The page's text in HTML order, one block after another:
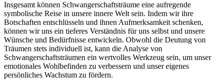
Insgesamt können Schwangerschaftsträume eine aufregende
symbolische Reise in unsere innere Welt sein. Indem wir ihre
Botschaften entschlüsseln und ihnen Aufmerksamkeit schenken,
können wir uns ein tieferes Verständnis für uns selbst und unsere
Wünsche und Bedürfnisse entwickeln. Obwohl die Deutung von
Träumen stets individuell ist, kann die Analyse von
Schwangerschaftsträumen ein wertvolles Werkzeug sein, um unser
emotionales Wohlbefinden zu verbessern und unser eigenes
persönliches Wachstum zu fördern.